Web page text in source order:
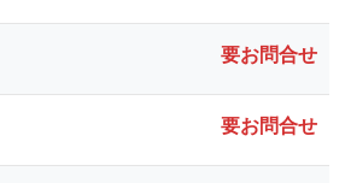
要お問合せ
要お問合せ